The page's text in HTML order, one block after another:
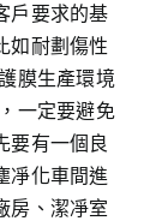
戶要求的基
如耐劃傷性
膜生產環境
一定要避免
要有一個良
凈化車間進
房、潔凈室